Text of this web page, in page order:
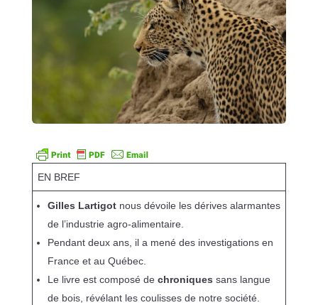
EN BREF
Gilles Lartigotnous dévoile les dérives alarmantes
de l’industrie agro-alimentaire.
Pendant deux ans, il a mené des investigations en
France et au Québec.
Le livre est composé de chroniques sans langue
de bois, révélant les coulisses de notre société.